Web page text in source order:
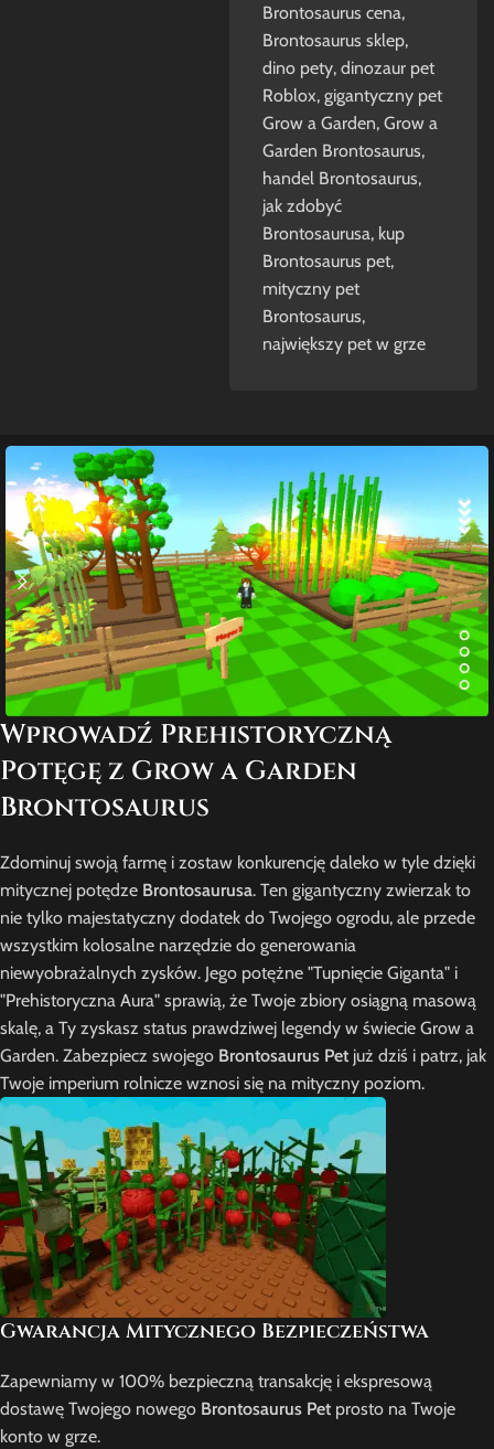
Brontosaurus cena,
Brontosaurus sklep,
dino pety, dinozaur pet
Roblox, gigantyczny pet
Grow a Garden, Grow a
Garden Brontosaurus,
handel Brontosaurus,
jak zdobyć
Brontosaurusa, kup
Brontosaurus pet,
mityczny pet
Brontosaurus,
największy pet w grze
Wprowadź Prehistoryczną
Potęgę z Grow a Garden
Brontosaurus
Zdominuj swoją farmę i zostaw konkurencję daleko w tyle dzięki
mitycznej potędze Brontosaurusa. Ten gigantyczny zwierzak to
nie tylko majestatyczny dodatek do Twojego ogrodu, ale przede
wszystkim kolosalne narzędzie do generowania
niewyobrażalnych zysków. Jego potężne "Tupnięcie Giganta" i
"Prehistoryczna Aura" sprawią, że Twoje zbiory osiągną masową
skalę, a Ty zyskasz status prawdziwej legendy w świecie Grow a
Garden. Zabezpiecz swojego Brontosaurus Petjuż dziś i patrz, jak
Twoje imperium rolnicze wznosi się na mityczny poziom.
Gwarancja Mitycznego Bezpieczeństwa
Zapewniamy w 100% bezpieczną transakcję i ekspresową
dostawę Twojego nowego Brontosaurus Petprosto na Twoje
konto w grze.